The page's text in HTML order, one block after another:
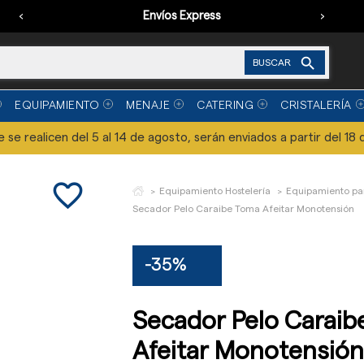
Envíos Express
‹ ›
BUSCAR 
EQUIPAMIENTO MENAJE CATERING CRISTALERÍA
se realicen del 5 al 14 de agosto, serán enviados a partir del
favorite_border Equipamiento Hostelería
Equipamiento
Secador Pelo Caraibe Toma Afeitar Monotensión
-35%
Secador Pelo
Afeitar Monotensión